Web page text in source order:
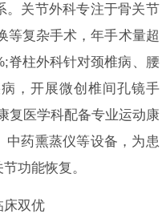
。关节外科专注于骨关节
等复杂手术，年手术量超
脊柱外科针对颈椎病、腰
，开展微创椎间孔镜手
复医学科配备专业运动康
中药熏蒸仪等设备，为患
功能恢复。
双优